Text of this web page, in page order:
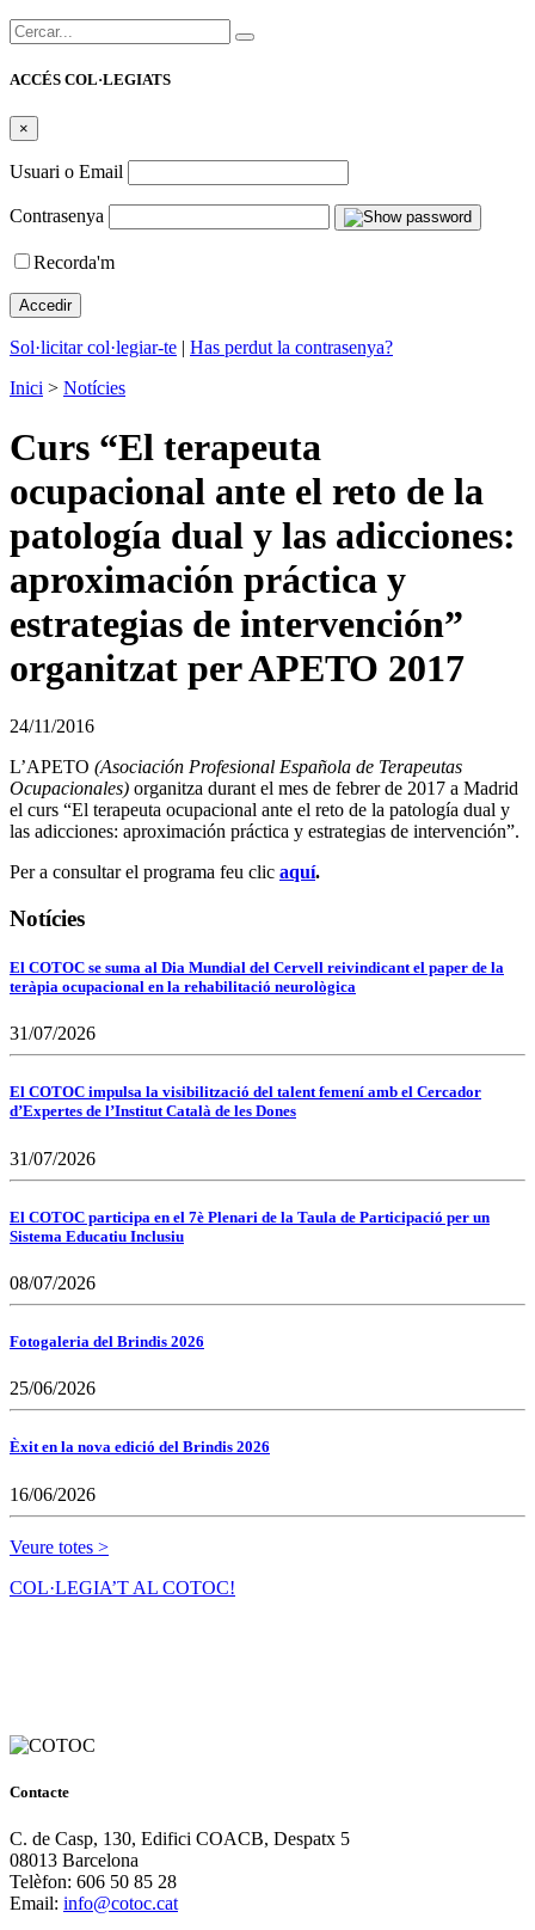
Cercar:
ACCÉS COL·LEGIATS
×
Usuari o Email
Contrasenya
Recorda'm
Sol·licitar col·legiar-te | Has perdut la contrasenya?
Inici > Notícies
Curs “El terapeuta
ocupacional ante el reto de la
patología dual y las adicciones:
aproximación práctica y
estrategias de intervención”
organitzat per APETO 2017
24/11/2016
L’APETO (Asociación Profesional Española de Terapeutas
Ocupacionales) organitza durant el mes de febrer de 2017 a Madrid
el curs “El terapeuta ocupacional ante el reto de la patología dual y
las adicciones: aproximación práctica y estrategias de intervención”.
Per a consultar el programa feu clic aquí.
Notícies
El COTOC se suma al Dia Mundial del Cervell reivindicant el paper de la
teràpia ocupacional en la rehabilitació neurològica
31/07/2026
El COTOC impulsa la visibilització del talent femení amb el Cercador
d’Expertes de l’Institut Català de les Dones
31/07/2026
El COTOC participa en el 7è Plenari de la Taula de Participació per un
Sistema Educatiu Inclusiu
08/07/2026
Fotogaleria del Brindis 2026
25/06/2026
Èxit en la nova edició del Brindis 2026
16/06/2026
Veure totes >
COL·LEGIA’T AL COTOC!
Contacte
C. de Casp, 130, Edifici COACB, Despatx 5
08013 Barcelona
Telèfon: 606 50 85 28
Email: info@cotoc.cat